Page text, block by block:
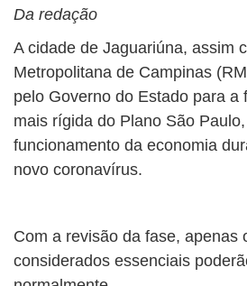
Da redação
A cidade de Jaguariúna, assim
Metropolitana de Campinas
pelo Governo do Estado para a
mais rígida do Plano São
funcionamento da economia
novo coronavírus.
Com a revisão da fase, apenas
considerados essenciais